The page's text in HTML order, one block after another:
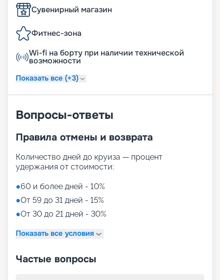
Сувенирный магазин
Фитнес-зона
Wi-fi на борту при наличии технической
возможности
Показать все (+3)
Вопросы-ответы
Правила отмены и возврата
Количество дней до круиза — процент
удержания от стоимости:
●60 и более дней - 10%
●От 59 до 31 дней - 15%
●От 30 до 21 дней - 30%
Показать все условия
Частые вопросы